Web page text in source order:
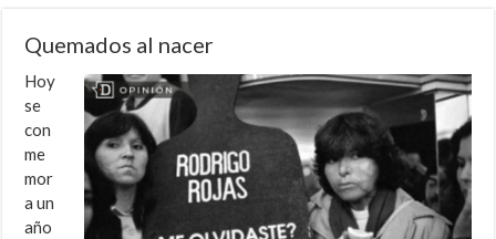
Quemados al nacer
Hoy
se
con
me
mor
a un
año